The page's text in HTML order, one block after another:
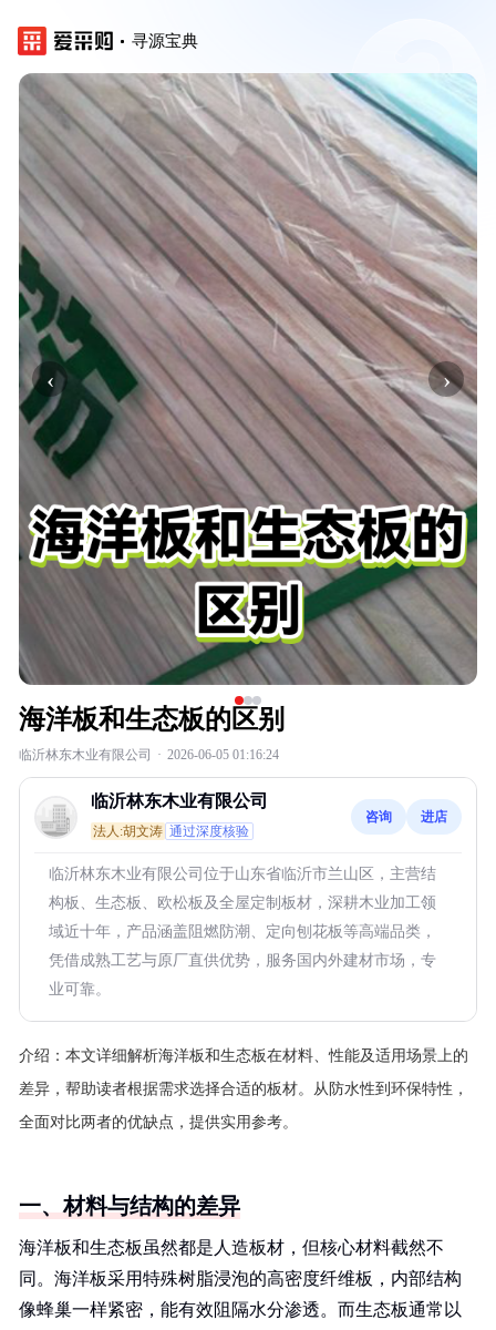
寻源宝典
‹ ›
海洋板和生态板的区别
临沂林东木业有限公司 · 2026-06-05 01:16:24
临沂林东木业有限公司
法人:胡文涛 通过深度核验
咨询 进店
临沂林东木业有限公司位于山东省临沂市兰山区，主营结
构板、生态板、欧松板及全屋定制板材，深耕木业加工领
域近十年，产品涵盖阻燃防潮、定向刨花板等高端品类，
凭借成熟工艺与原厂直供优势，服务国内外建材市场，专
业可靠。
介绍： 本文详细解析海洋板和生态板在材料、性能及适用场景上的
差异，帮助读者根据需求选择合适的板材。从防水性到环保特性，
全面对比两者的优缺点，提供实用参考。
一、材料与结构的差异
海洋板和生态板虽然都是人造板材，但核心材料截然不
同。海洋板采用特殊树脂浸泡的高密度纤维板，内部结构
像蜂巢一样紧密，能有效阻隔水分渗透。而生态板通常以